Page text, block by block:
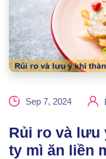
Sep 7, 2024
Rủi ro và lưu
ty mì ăn liền